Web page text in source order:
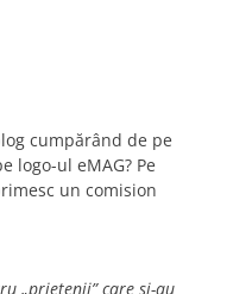
cumpărând de pe
logo-ul eMAG? Pe
un comision
„prietenii” care și-au